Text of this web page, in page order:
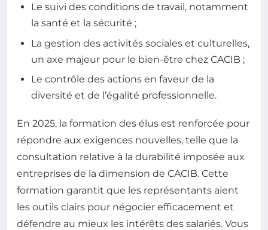
Le suivi des conditions de travail, notamment
la santé et la sécurité ;
La gestion des activités sociales et culturelles,
un axe majeur pour le bien-être chez CACIB ;
Le contrôle des actions en faveur de la
diversité et de l’égalité professionnelle.
En 2025, la formation des élus est renforcée pour
répondre aux exigences nouvelles, telle que la
consultation relative à la durabilité imposée aux
entreprises de la dimension de CACIB. Cette
formation garantit que les représentants aient
les outils clairs pour négocier efficacement et
défendre au mieux les intérêts des salariés. Vous